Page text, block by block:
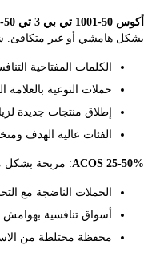
أو غير متكافئ. شائع لـ:
الكلمات المفتاحية التنافسية
حملات التوعية بالعلامة التجارية
إطلاق منتجات جديدة لزيادة
الفئات عالية الهدف ومنخفضة
ACOS: مربحة بشكل معتدل
الحملات الناضجة مع التحسين
أسواق تنافسية بهوامش ربح
محفظة مختلطة من الاستهداف